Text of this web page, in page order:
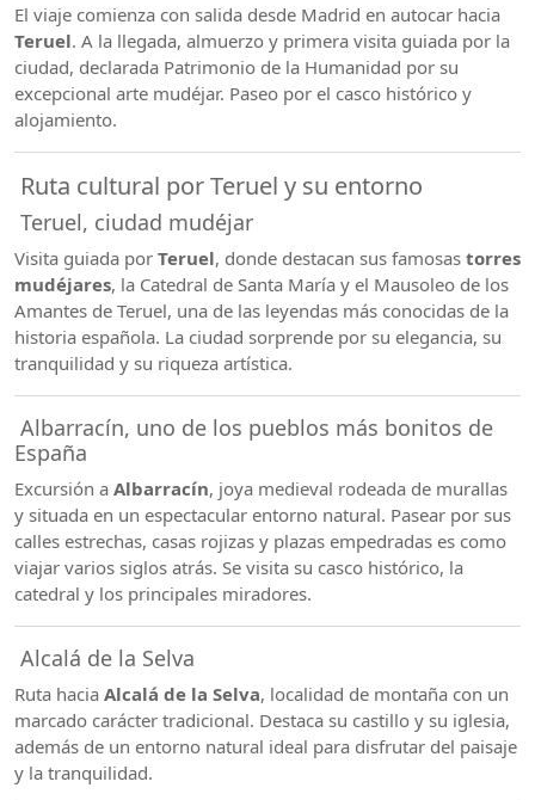
El viaje comienza con salida desde Madrid en autocar hacia
Teruel. A la llegada, almuerzo y primera visita guiada por la
ciudad, declarada Patrimonio de la Humanidad por su
excepcional arte mudéjar. Paseo por el casco histórico y
alojamiento.
Ruta cultural por Teruel y su entorno
Teruel, ciudad mudéjar
Visita guiada por Teruel, donde destacan sus famosas torres
mudéjares, la Catedral de Santa María y el Mausoleo de los
Amantes de Teruel, una de las leyendas más conocidas de la
historia española. La ciudad sorprende por su elegancia, su
tranquilidad y su riqueza artística.
Albarracín, uno de los pueblos más bonitos de
España
Excursión a Albarracín, joya medieval rodeada de murallas
y situada en un espectacular entorno natural. Pasear por sus
calles estrechas, casas rojizas y plazas empedradas es como
viajar varios siglos atrás. Se visita su casco histórico, la
catedral y los principales miradores.
Alcalá de la Selva
Ruta hacia Alcalá de la Selva, localidad de montaña con un
marcado carácter tradicional. Destaca su castillo y su iglesia,
además de un entorno natural ideal para disfrutar del paisaje
y la tranquilidad.